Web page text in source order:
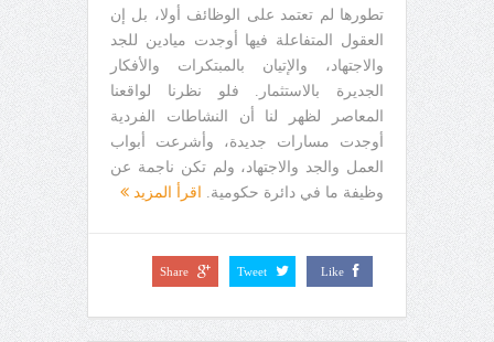
تطورها لم تعتمد على الوظائف أولا، بل إن
العقول المتفاعلة فيها أوجدت ميادين للجد
والاجتهاد، والإتيان بالمبتكرات والأفكار
الجديرة بالاستثمار. فلو نظرنا لواقعنا
المعاصر لظهر لنا أن النشاطات الفردية
أوجدت مسارات جديدة، وأشرعت أبواب
العمل والجد والاجتهاد، ولم تكن ناجمة عن
وظيفة ما في دائرة حكومية.
اقرأ المزيد
Like
Tweet
Share